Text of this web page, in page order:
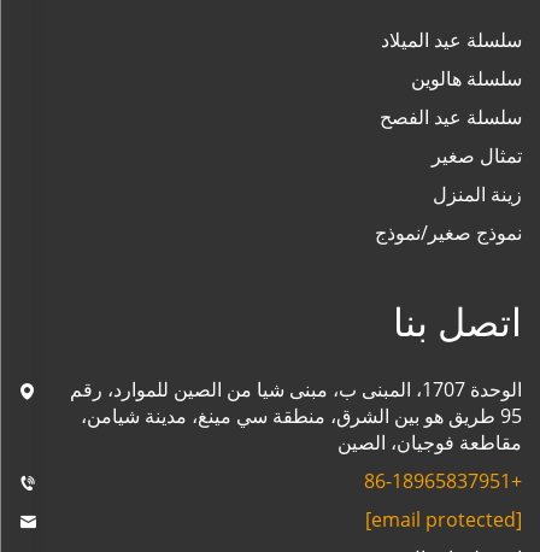
سلسلة عيد الميلاد
سلسلة هالوين
سلسلة عيد الفصح
تمثال صغير
زينة المنزل
نموذج صغير/نموذج
اتصل بنا
الوحدة 1707، المبنى ب، مبنى شيا من الصين للموارد، رقم
95 طريق هو بين الشرق، منطقة سي مينغ، مدينة شيامن،
مقاطعة فوجيان، الصين
+86-18965837951
[email protected]